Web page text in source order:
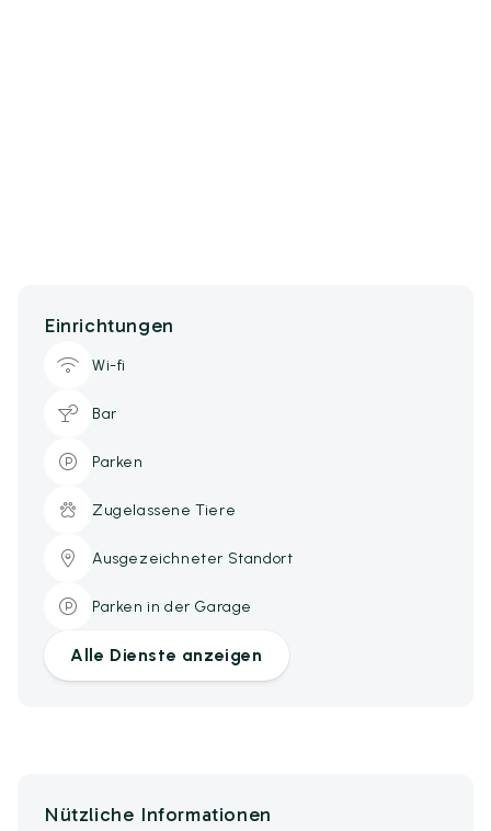
Einrichtungen
Wi-fi
Bar
Parken
Zugelassene Tiere
Ausgezeichneter Standort
Parken in der Garage
Alle Dienste anzeigen
Nützliche Informationen